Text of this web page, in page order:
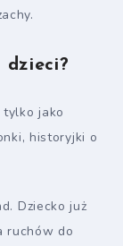
dzieci?
jako
historyjki o
Dziecko już
ruchów do